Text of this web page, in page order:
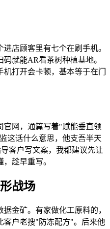
店顾客里有七个在刷手机。
就能AR看茶树种植基地。
打开会卡顿，基本等于在门
官网，通篇写着"赋能垂直领
这话什么意思，他支吾半天
客户写文案，我都建议先让
趁早重写。
战场
金矿。有家做化工原料的，
客户老搜"防冻配方"。后来他